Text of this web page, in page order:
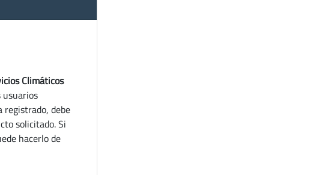
Climáticos
usuarios
registrado, debe
solicitado. Si
hacerlo de